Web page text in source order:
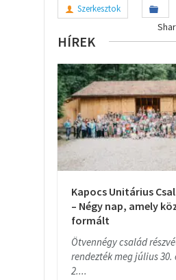
Szerkesztok
HÍREK
Kapocs Unitárius
– Négy nap, amely
formált
Ötvennégy család
rendezték meg július 30.
2....